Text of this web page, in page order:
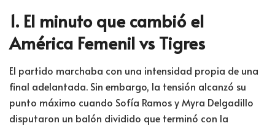
1. El minuto que cambió el
América Femenil vs Tigres
El partido marchaba con una intensidad propia de una
final adelantada. Sin embargo, la tensión alcanzó su
punto máximo cuando Sofía Ramos y Myra Delgadillo
disputaron un balón dividido que terminó con la